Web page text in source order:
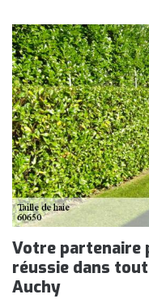
Votre partenaire
réussie dans
Auchy